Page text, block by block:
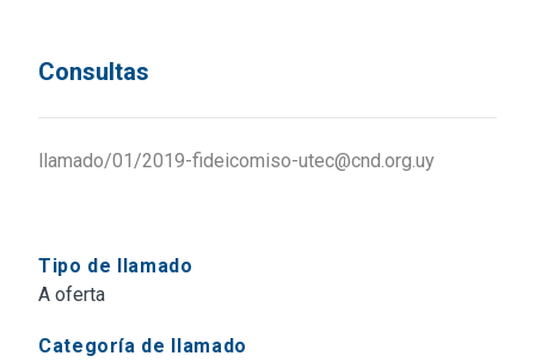
Tipo de llamado
A oferta
Categoría de llamado
Consultas
llamado/01/2019-fideicomiso-utec@cnd.org.uy